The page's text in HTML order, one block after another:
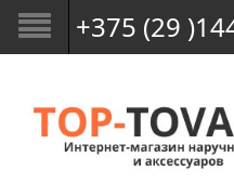
+375 (29